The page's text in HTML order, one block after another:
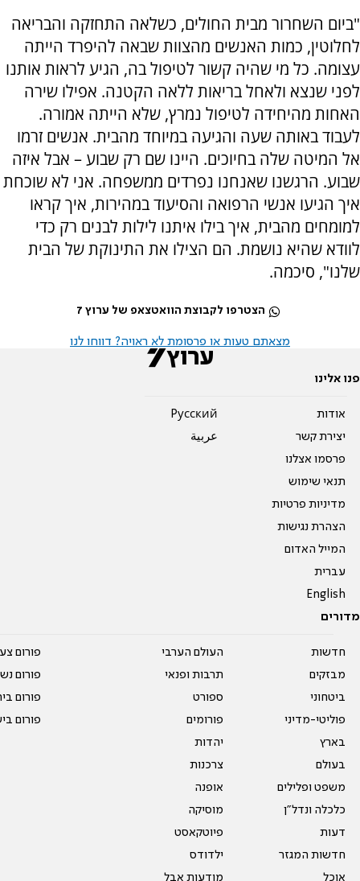
"ביום השחרור מבית החולים, כשלאה התחזקה והבריאה
לחלוטין, כמות האנשים מהצוות שבאה להיפרד הייתה
עצומה. כל מי שהיה קשור לטיפול בה, הגיע לראות אותנו
לפני שנצא ולאחל בריאות ללאה הקטנה. אפילו שירה
האחות מהיחידה לטיפול נמרץ, שלא הייתה אמורה.
לעבוד באותה שעה והגיעה במיוחד מהבית. אנשים זרמו
אל המיטה שלה בחיוכים. היינו שם רק שבוע – אבל איזה
שבוע. הרגשנו שאנחנו נפרדים ממשפחה. אני לא שוכחת
איך הגיעו אנשי הרפואה והסיעוד במהירות, איך קראו
למומחים מהבית, איך בילו איתנו לילות לבנים רק כדי
לוודא שהיא נושמת. הם הצילו את התינוקת של הבית
שלנו", סיכמה.
הצטרפו לקבוצת הוואטצאפ של ערוץ 7
מצאתם טעות או פרסומת לא ראויה? דווחו לנו
פנו אלינו
אודות
יצירת קשר
פרסמו אצלנו
תנאי שימוש
מדיניות פרטיות
הצהרת נגישות
המייל האדום
עברית
English
Pусский
عربية
מדורים
חדשות
מבזקים
ביטחוני
פוליטי-מדיני
בארץ
בעולם
משפט ופלילים
כלכלה ונדל"ן
דעות
חדשות המגזר
אוכל
העולם הערבי
תרבות ופנאי
ספורט
פורומים
יהדות
צרכנות
אופנה
מוסיקה
פיוטקאסט
ילדודס
מודעות אבל
פורום
פורום
פורום
פורום